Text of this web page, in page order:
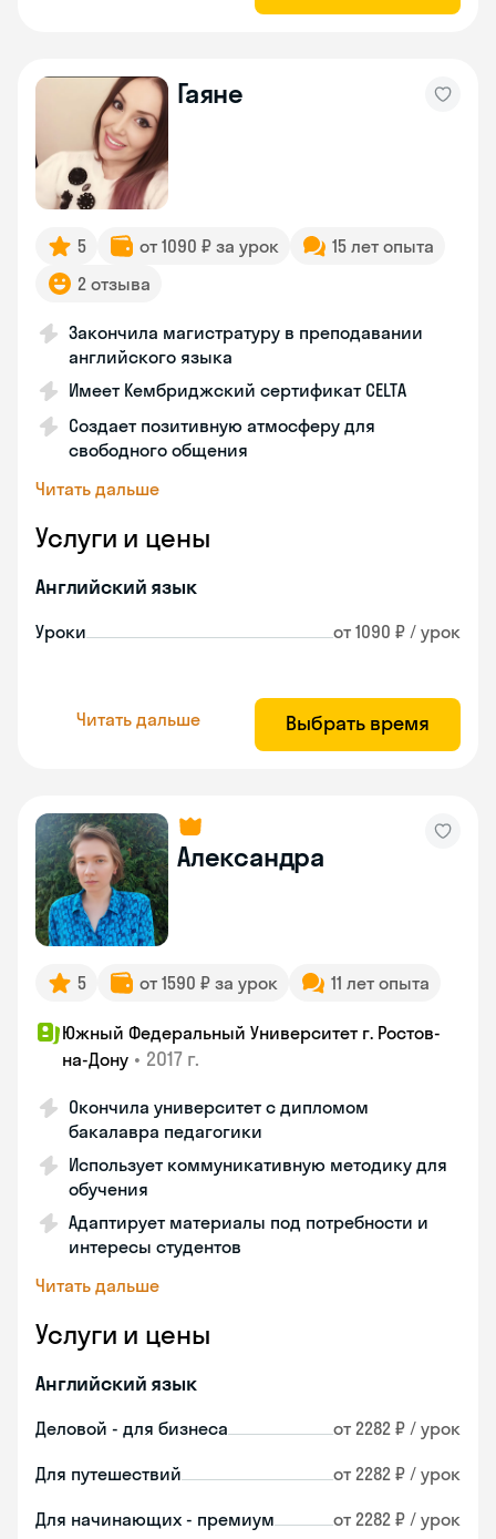
Гаяне
5 от 1090 ₽ за урок
15 лет опыта
2 отзыва
Закончила магистратуру в преподавании
английского языка
Имеет Кембриджский сертификат CELTA
Создает позитивную атмосферу для
свободного общения
Читать дальше
Услуги и цены
Английский язык
Уроки от 1090 ₽ / урок
Читать дальше Выбрать время
Александра
5 от 1590 ₽ за урок 11 лет опыта
Южный Федеральный Университет г. Ростов-
на-Дону • 2017 г.
Окончила университет с дипломом
бакалавра педагогики
Использует коммуникативную методику для
обучения
Адаптирует материалы под потребности и
интересы студентов
Читать дальше
Услуги и цены
Английский язык
Деловой - для бизнеса от 2282 ₽ / урок
Для путешествий от 2282 ₽ / урок
Для начинающих - премиум от 2282 ₽ / урок